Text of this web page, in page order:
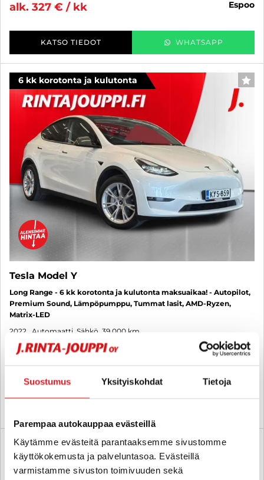
Suostumus Yksityiskohdat Tietoja
Parempaa autokauppaa evästeillä
Käytämme evästeitä parantaaksemme sivustomme
käyttökokemusta ja palveluntasoa. Evästeillä
varmistamme sivuston toimivuuden sekä
alk. 327 € / kk
espoo
KATSO TIEDOT WHATSAPP
6 kk korotonta ja kulutonta
Tesla Model Y
Long Range - 6 kk korotonta ja kulutonta maksuaikaa! - Autopilot,
Premium Sound, Lämpöpumppu, Tummat lasit, AMD-Ryzen,
Matrix-LED
2022
, Automaatti, Sähkö, 39 000 km
37 800 €36 990 €
6 kk korotonta ja kulutonta